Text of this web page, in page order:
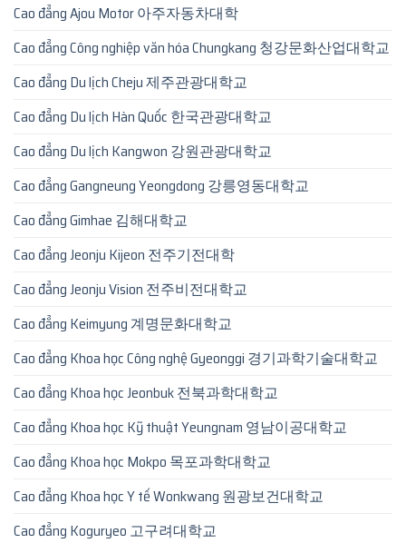
Cao đẳng Ajou Motor 아주자동차대학
Cao đẳng Công nghiệp văn hóa Chungkang 청강문화산업대학교
Cao đẳng Du lịch Cheju 제주관광대학교
Cao đẳng Du lịch Hàn Quốc 한국관광대학교
Cao đẳng Du lịch Kangwon 강원관광대학교
Cao đẳng Gangneung Yeongdong 강릉영동대학교
Cao đẳng Gimhae 김해대학교
Cao đẳng Jeonju Kijeon 전주기전대학
Cao đẳng Jeonju Vision 전주비전대학교
Cao đẳng Keimyung 계명문화대학교
Cao đẳng Khoa học Công nghệ Gyeonggi 경기과학기술대학교
Cao đẳng Khoa học Jeonbuk 전북과학대학교
Cao đẳng Khoa học Kỹ thuật Yeungnam 영남이공대학교
Cao đẳng Khoa học Mokpo 목포과학대학교
Cao đẳng Khoa học Y tế Wonkwang 원광보건대학교
Cao đẳng Koguryeo 고구려대학교